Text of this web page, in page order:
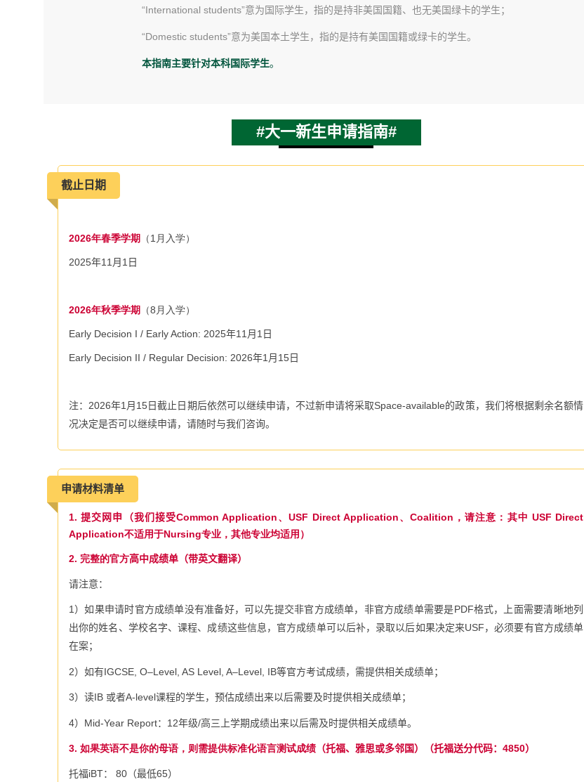
“International students”意为国际学生，指的是持非美国国籍、也无美国绿卡的学生；
“Domestic students”意为美国本土学生，指的是持有美国国籍或绿卡的学生。
本指南主要针对本科国际学生。
#大一新生申请指南#
截止日期
2026年春季学期 （1月入学）
2025年11月 1 日
2026年秋季学期 （8月入学）
Early Decision I / Early Action: 2025年11月 1 日
Early Decision II / Regular Decision: 2026年1月 15日
注：2026年1月 15日截止日期后依然可以继续申请，不过新申请将采取Space-available的政策，我们将根据剩余名额情
况决定是否可以继续申请，请随时与我们咨询。
申请材料清单
1.提交网申 （我们接受Common Application、USF Direct Application、Coalition，请注意：其中 USF Direct
Application不适用于Nursing专业，其他专业均适用）
2. 完整的官方高中成绩单（带英文翻译）
请注意：
1）如果申请时官方成绩单没有准备好，可以先提交非官方成绩单，非官方成绩单需要是PDF格式，上面需要清晰地列
出你的姓名、学校名字、课程、成绩这些信息，官方成绩单可以后补，录取以后如果决定来USF，必须要有官方成绩单
在案；
2）如有IGCSE, O–Level, AS Level, A–Level, IB等官方考试成绩，需提供相关成绩单；
3）读IB 或者A-level课程的学生，预估成绩出来以后需要及时提供相关成绩单；
4） Mid-Year Report： 12年级/高三上学期成绩出来以后需及时提供相关成绩单。
3. 如果英语不是你的母语，则需提供标准化语言测试成绩（托福、雅思或多邻国）（托福送分代码： 4850）
托福iBT： 80 （最低65）